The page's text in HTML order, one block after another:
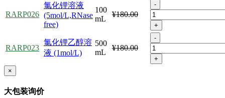
RARP026
氯化锂溶液
(5mol/L,RNase
free)
100
mL
¥180.00
-
+
RARP023
氯化锂乙醇溶
液 (1mol/L)
500
mL
¥180.00
-
+
×
大包装询价